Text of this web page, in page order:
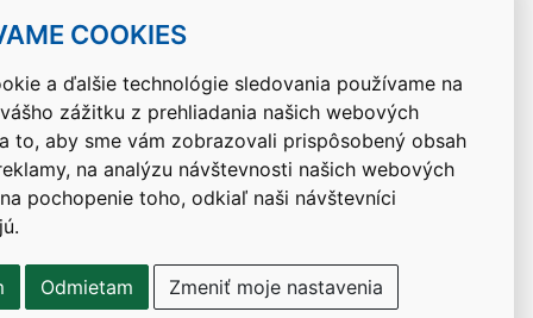
COOKIES
a ďalšie technológie sledovania používame na
zážitku z prehliadania našich webových
to, aby sme vám zobrazovali prispôsobený obsah
na analýzu návštevnosti našich webových
pochopenie toho, odkiaľ naši návštevníci
Odmietam Zmeniť moje nastavenia
Návrat hore